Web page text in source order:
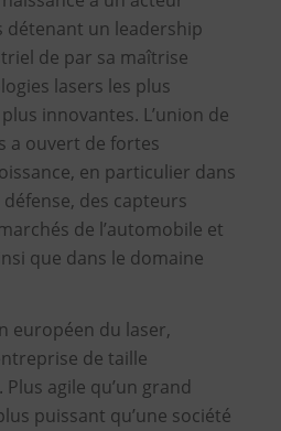
détenant un leadership
de par sa maîtrise
lasers les plus
innovantes. L’union de
a ouvert de fortes
en particulier dans
des capteurs
de l’automobile et
que dans le domaine
européen du laser,
de taille
agile qu’un grand
puissant qu’une société